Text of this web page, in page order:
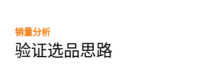
销量分析
验证选品思路